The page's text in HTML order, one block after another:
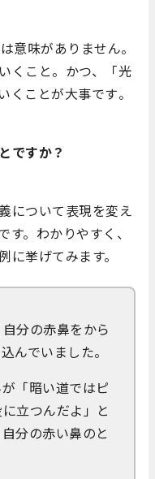
意味がありません。
くこと。かつ、「光
くことが大事です。
ですか？
について表現を変え
。わかりやすく、
に挙げてみます。
分の赤鼻をから
んでいました。
「暗い道ではピ
立つんだよ」と
分の赤い鼻のと